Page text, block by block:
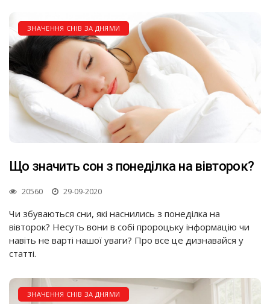
ЗНАЧЕННЯ СНІВ ЗА ДНЯМИ
Що значить сон з понеділка на вівторок?
20560 29-09-2020
Чи збуваються сни, які наснились з понеділка на
вівторок? Несуть вони в собі пророцьку інформацію чи
навіть не варті нашої уваги? Про все це дизнавайся у
статті.
ЗНАЧЕННЯ СНІВ ЗА ДНЯМИ